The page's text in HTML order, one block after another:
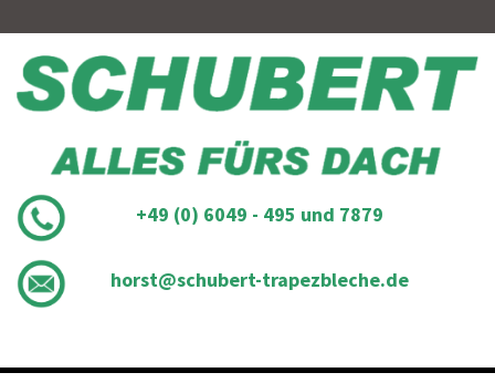
content
+49 (0) 6049 - 495 und 7879
horst@schubert-trapezbleche.de